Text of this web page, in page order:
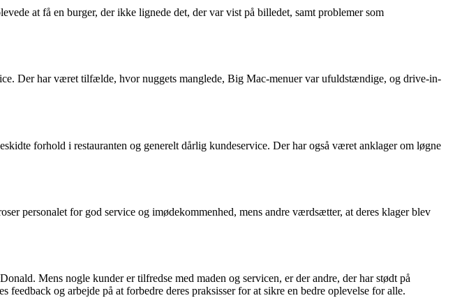
at få en burger, der ikke lignede det, der var vist på billedet, samt problemer som
Der har været tilfælde, hvor nuggets manglede, Big Mac-menuer var ufuldstændige, og drive-in-
forhold i restauranten og generelt dårlig kundeservice. Der har også været anklager om løgne
personalet for god service og imødekommenhed, mens andre værdsætter, at deres klager blev
Mens nogle kunder er tilfredse med maden og servicen, er der andre, der har stødt på
og arbejde på at forbedre deres praksisser for at sikre en bedre oplevelse for alle.